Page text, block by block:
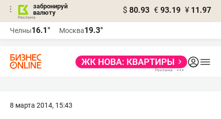
забронируй
валюту
$ 80.93 € 93.19 ¥ 11.97
Челны16.1° Москва19.3°
8 марта 2014, 15:43